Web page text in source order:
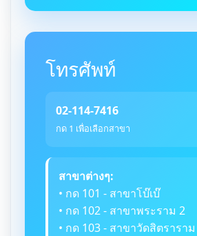
โทรศัพท์
02-114-7416
กด 1 เพื่อเลือกสาขา
สาขาต่างๆ:
• กด 101 - สาขาโบ๊เบ๊
• กด 102 - สาขาพระราม 2
• กด 103 - สาขาวัดสิตราราม